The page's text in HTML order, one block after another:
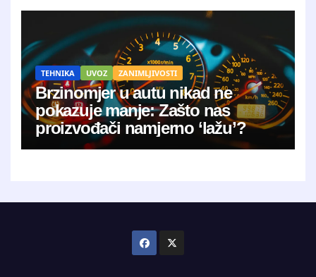
TEHNIKA UVOZ ZANIMLJIVOSTI
Brzinomjer u autu nikad ne
pokazuje manje: Zašto nas
proizvođači namjerno ‘lažu’?